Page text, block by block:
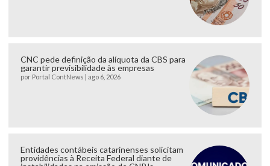
CNC pede definição da alíquota da CBS para
garantir previsibilidade às empresas
por Portal ContNews ago 6, 2026
Entidades contábeis catarinenses solicitam
providências à Receita Federal diante de